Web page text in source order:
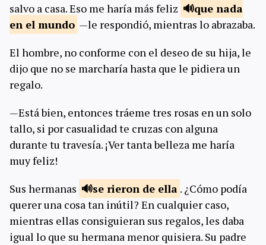
salvo a casa. Eso me haría más feliz
que nada
en el mundo —le respondió, mientras lo abrazaba.
El hombre, no conforme con el deseo de su hija, le
dijo que no se marcharía hasta que le pidiera un
regalo.
—Está bien, entonces tráeme tres rosas en un solo
tallo, si por casualidad te cruzas con alguna
durante tu travesía. ¡Ver tanta belleza me haría
muy feliz!
Sus hermanas
se rieron de ella . ¿Cómo podía
querer una cosa tan inútil? En cualquier caso,
mientras ellas consiguieran sus regalos, les daba
igual lo que su hermana menor quisiera. Su padre